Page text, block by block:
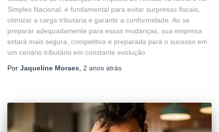
Simples Nacional, é fundamental para evitar surpresas fiscais,
otimizar a carga tributária e garantir a conformidade. Ao se
preparar adequadamente para essas mudanças, sua empresa
estará mais segura, competitiva e preparada para o sucesso em
um cenário tributário em constante evolução.
Por Jaqueline Moraes 2 anos atrás